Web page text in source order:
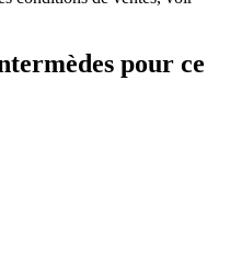
pour ce